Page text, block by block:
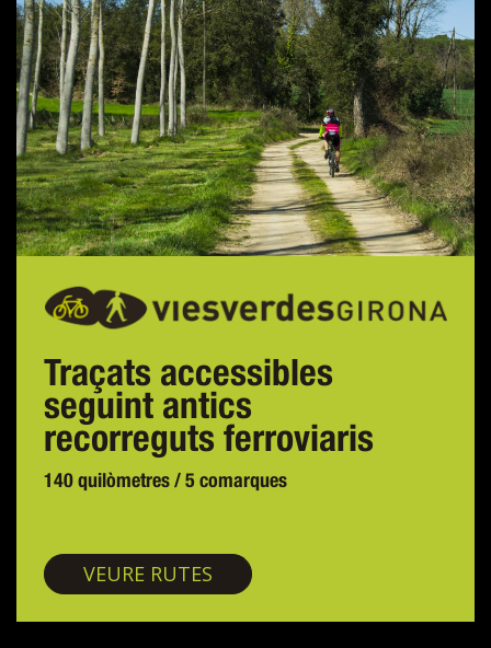
Traçats accessibles
seguint antics
recorreguts ferroviaris
140 quilòmetres / 5 comarques
VEURE RUTES Vies verdes